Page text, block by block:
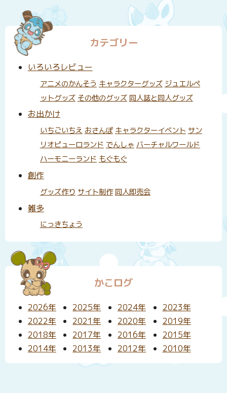
カテゴリー
いろいろレビュー
アニメのかんそう キャラクターグッズ ジュエルペ
ットグッズ その他のグッズ 同人誌と同人グッズ
お出かけ
いちごいちえ おさんぽ キャラクターイベント サン
リオピューロランド でんしゃ バーチャルワールド
ハーモニーランド もぐもぐ
創作
グッズ作り サイト制作 同人即売会
雑多
にっきちょう
かこログ
2026年 2025年 2024年
2023年
2022年
2021年 2020年
2019年
2018年
2017年 2016年
2015年
2014年
2013年 2012年 2010年